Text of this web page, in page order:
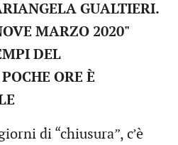
GUALTIERI.
MARZO 2020"
DEL
ORE È
di “chiusura”, c’è